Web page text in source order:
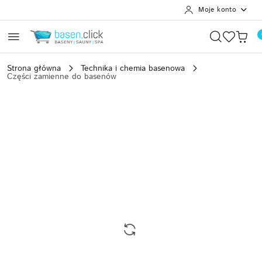
Moje konto
Strona główna Technika i chemia basenowa
Części zamienne do basenów